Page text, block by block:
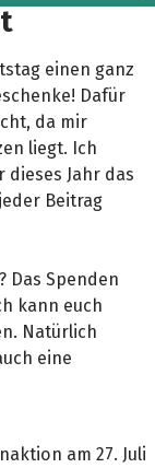
einen ganz
Dafür
da mir
liegt. Ich
Jahr das
Beitrag
Das Spenden
kann euch
Natürlich
eine
am 27. Juli